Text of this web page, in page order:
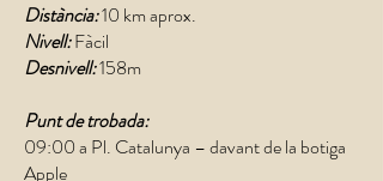
Distància:10 km aprox.
Nivell:Fàcil
Desnivell:158m
Punt de trobada:
09:00 a Pl. Catalunya – davant de la botiga
Apple